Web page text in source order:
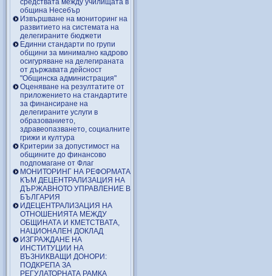
средствата между училищата в
община Несебър
Извършване на мониторинг на
развитието на системата на
делегираните бюджети
Единни стандарти по групи
общини за минимално кадрово
осигуряване на делегираната
от държавата дейсност
"Общинска администрация"
Оценяване на резултатите от
приложението на стандартите
за финансиране на
делегираните услуги в
образованието,
здравеопазването, социалните
грижи и култура
Критерии за допустимост на
общините до финансово
подпомагане от Флаг
МОНИТОРИНГ НА РЕФОРМАТА
КЪМ ДЕЦЕНТРАЛИЗАЦИЯ НА
ДЪРЖАВНОТО УПРАВЛЕНИЕ В
БЪЛГАРИЯ
ИДЕЦЕНТРАЛИЗАЦИЯ НА
ОТНОШЕНИЯТА МЕЖДУ
ОБЩИНАТА И КМЕТСТВАТА,
НАЦИОНАЛЕН ДОКЛАД
ИЗГРАЖДАНЕ НА
ИНСТИТУЦИИ НА
ВЪЗНИКВАЩИ ДОНОРИ:
ПОДКРЕПА ЗА
РЕГУЛАТОРНАТА РАМКА